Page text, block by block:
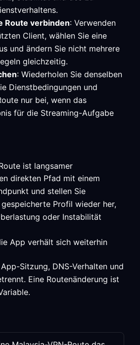
Route verbinden: Verwenden
Client, wählen Sie eine
und ändern Sie nicht mehrere
gleichzeitig.
: Wiederholen Sie denselben
Dienstbedingungen und
nur bei, wenn das
für die Streaming-Aufgabe
ist langsamer
direkten Pfad mit einem
und stellen Sie
Profil wieder her,
oder Instabilität
App verhält sich weiterhin
Sitzung, DNS-Verhalten und
Eine Routenänderung ist